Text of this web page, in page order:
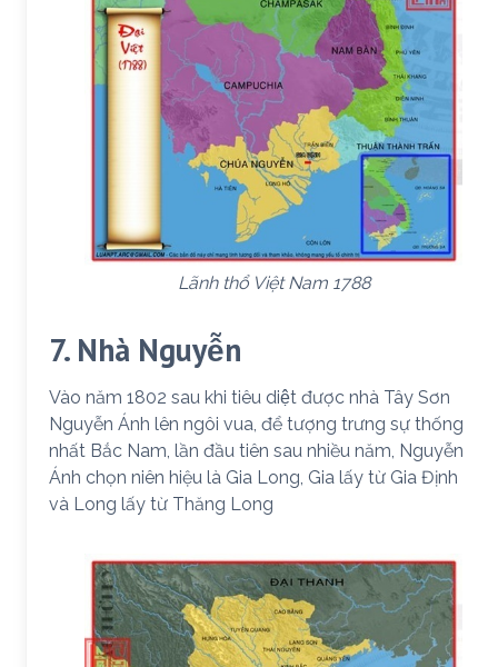
Lãnh thổ Việt Nam 1788
7. Nhà Nguyễn
Vào năm 1802 sau khi tiêu diệt được nhà Tây Sơn
Nguyễn Ánh lên ngôi vua, để tượng trưng sự thống
nhất Bắc Nam, lần đầu tiên sau nhiều năm, Nguyễn
Ánh chọn niên hiệu là Gia Long, Gia lấy từ Gia Định
và Long lấy từ Thăng Long